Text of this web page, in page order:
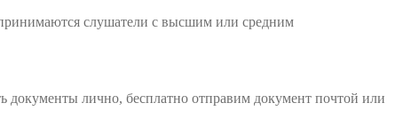
слушатели с высшим или средним
документы лично, бесплатно отправим документ почтой или